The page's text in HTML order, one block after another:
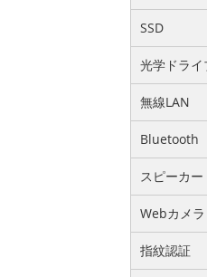
SSD
光学ドライ
無線LAN
Bluetooth
スピーカー
Webカメラ
指紋認証